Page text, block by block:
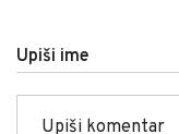
Upiši ime